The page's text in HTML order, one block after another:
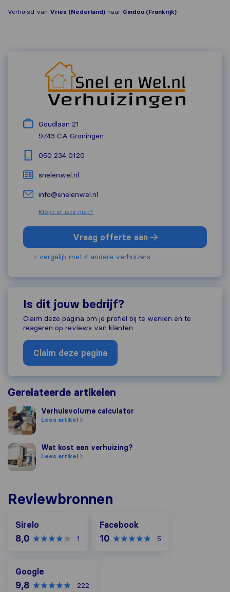
Verhuisd van Vries (Nederland) naar Gindou (Frankrijk)
Goudlaan 21
9743 CA Groningen
050 234 0120
snelenwel.nl
info@snelenwel.nl
Klopt er iets niet?
Vraag offerte aan
+ vergelijk met 4 andere verhuizers
Is dit jouw bedrijf?
Claim deze pagina om je profiel bij te werken en te
reageren op reviews van klanten
Claim deze pagina
Gerelateerde artikelen
Verhuisvolume calculator
Verhuisvolume calculator
Lees artikel
Wat kost een verhuizing?
Wat kost een verhuizing?
Lees artikel
Reviewbronnen
Sirelo
8,0 1
Facebook
10 5
Google
9,8 222